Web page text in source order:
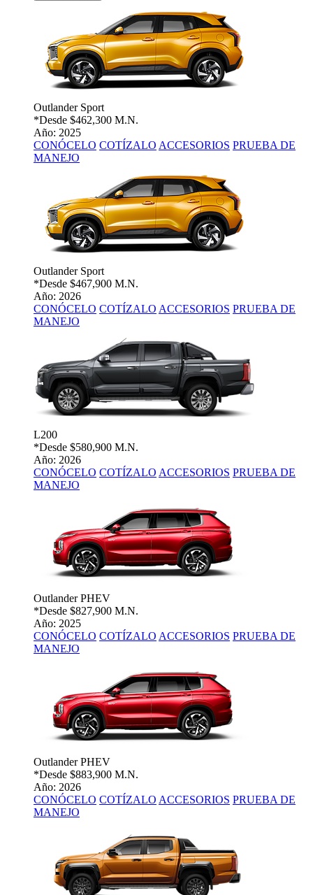
Outlander Sport
*Desde $462,300 M.N.
Año: 2025
CONÓCELO COTÍZALO ACCESORIOS PRUEBA DE
MANEJO
Outlander Sport
*Desde $467,900 M.N.
Año: 2026
CONÓCELO COTÍZALO ACCESORIOS PRUEBA DE
MANEJO
L200
*Desde $580,900 M.N.
Año: 2026
CONÓCELO COTÍZALO ACCESORIOS PRUEBA DE
MANEJO
Outlander PHEV
*Desde $827,900 M.N.
Año: 2025
CONÓCELO COTÍZALO ACCESORIOS PRUEBA DE
MANEJO
Outlander PHEV
*Desde $883,900 M.N.
Año: 2026
CONÓCELO COTÍZALO ACCESORIOS PRUEBA DE
MANEJO